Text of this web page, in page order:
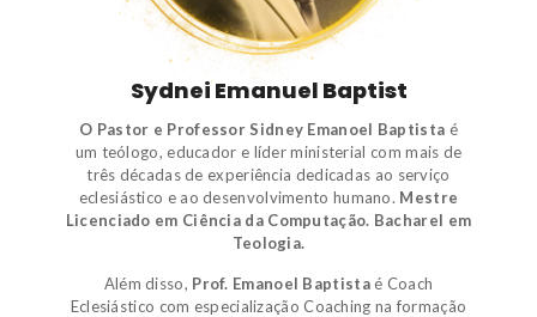
Sydnei Emanuel Baptist
O Pastor e Professor Sidney Emanoel Baptista é
um teólogo, educador e líder ministerial com mais de
três décadas de experiência dedicadas ao serviço
eclesiástico e ao desenvolvimento humano. Mestre
Licenciado em Ciência da Computação. Bacharel em
Teologia.
Além disso, Prof. Emanoel Baptistaé Coach
Eclesiástico com especialização Coaching na formação